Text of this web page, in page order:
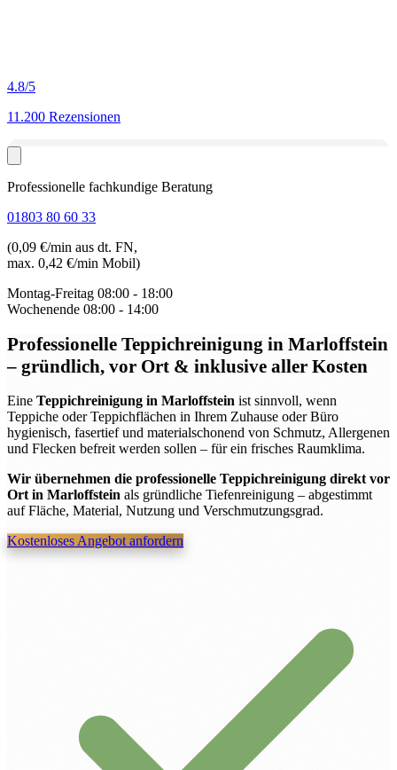
4.8/5
11.200 Rezensionen
Professionelle fachkundige Beratung
01803 80 60 33
(0,09 €/min aus dt. FN,
max. 0,42 €/min Mobil)
Montag-Freitag 08:00 - 18:00
Wochenende 08:00 - 14:00
Professionelle Teppichreinigung in Marloffstein
– gründlich, vor Ort & inklusive aller Kosten
Eine Teppichreinigung in Marloffstein ist sinnvoll, wenn
Teppiche oder Teppichflächen in Ihrem Zuhause oder Büro
hygienisch, fasertief und materialschonend von Schmutz, Allergenen
und Flecken befreit werden sollen – für ein frisches Raumklima.
Wir übernehmen die professionelle Teppichreinigung direkt vor
Ort in Marloffstein als gründliche Tiefenreinigung – abgestimmt
auf Fläche, Material, Nutzung und Verschmutzungsgrad.
Kostenloses Angebot anfordern